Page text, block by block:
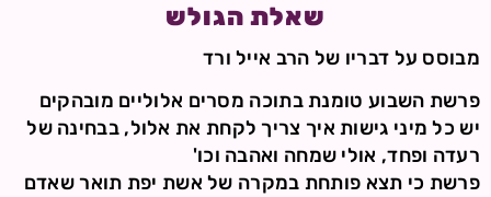
שאלת הגולש
מבוסס על דבריו של הרב אייל ורד
פרשת השבוע טומנת בתוכה מסרים אלוליים מובהקים
יש כל מיני גישות איך צריך לקחת את אלול, בבחינה של
רעדה ופחד, אולי שמחה ואהבה וכו'
פרשת כי תצא פותחת במקרה של אשת יפת תואר שאדם